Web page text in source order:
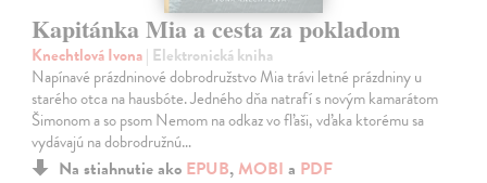
Kapitánka Mia a cesta za pokladom
Knechtlová Ivona| Elektronická kniha
Napínavé prázdninové dobrodružstvo Mia trávi letné prázdniny u
starého otca na hausbóte. Jedného dňa natrafí s novým kamarátom
Šimonom a so psom Nemom na odkaz vo fľaši, vďaka ktorému sa
vydávajú na dobrodružnú…
Na stiahnutie ako EPUB, MOBI a PDF